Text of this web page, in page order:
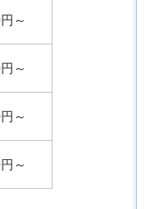
～
～
～
～